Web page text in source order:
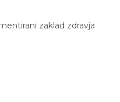
zaklad zdravja